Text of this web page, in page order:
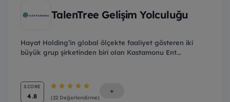
TalenTree Gelişim Yolculuğu
Hayat Holding’in global ölçekte faaliyet gösteren iki
büyük grup şirketinden biri olan Kastamonu Ent...
SCORE
4.8 (22 Değerlendirme)
+